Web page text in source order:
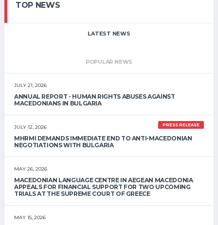
TOP NEWS
LATEST NEWS
POPULAR NEWS
JULY 21, 2026
ANNUAL REPORT - HUMAN RIGHTS ABUSES AGAINST
MACEDONIANS IN BULGARIA
JULY 12, 2026 PRESS RELEASE
MHRMI DEMANDS IMMEDIATE END TO ANTI-MACEDONIAN
NEGOTIATIONS WITH BULGARIA
MAY 26, 2026
MACEDONIAN LANGUAGE CENTRE IN AEGEAN MACEDONIA
APPEALS FOR FINANCIAL SUPPORT FOR TWO UPCOMING
TRIALS AT THE SUPREME COURT OF GREECE
MAY 15, 2026